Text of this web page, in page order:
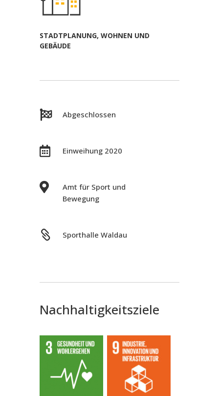
STADTPLANUNG, WOHNEN UND
GEBÄUDE
 Abgeschlossen
 Einweihung 2020

Amt für Sport und
Bewegung
 Sporthalle Waldau
Nachhaltigkeitsziele